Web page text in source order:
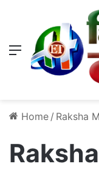
Menu
Home / Raksha